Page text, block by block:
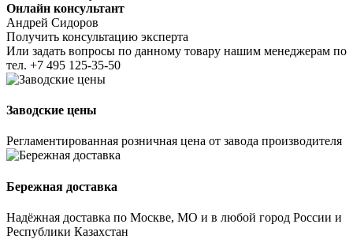
Онлайн консультант
Андрей Сидоров
Получить консультацию эксперта
Или задать вопросы по данному товару нашим менеджерам по
тел. +7 495 125-35-50
Заводские цены
Регламентированная розничная цена от завода производителя
Бережная доставка
Надёжная доставка по Москве, МО и в любой город России и
Республики Казахстан